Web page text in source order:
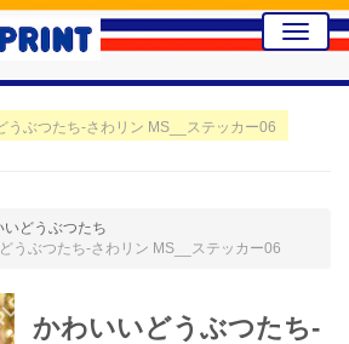
Toggle
うぶつたち-さわリン MS__ステッカー06
いどうぶつたち
うぶつたち-さわリン MS__ステッカー06
かわいいどうぶつたち-